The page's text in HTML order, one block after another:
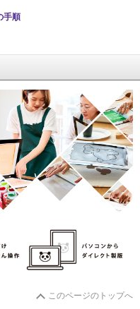
社会とのかかわり
手順
このページのトップへ